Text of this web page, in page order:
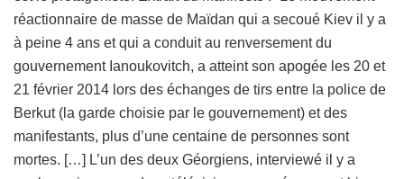
réactionnaire de masse de Maïdan qui a secoué Kiev il y a
à peine 4 ans et qui a conduit au renversement du
gouvernement Ianoukovitch, a atteint son apogée les 20 et
21 février 2014 lors des échanges de tirs entre la police de
Berkut (la garde choisie par le gouvernement) et des
manifestants, plus d’une centaine de personnes sont
mortes. […] L’un des deux Géorgiens, interviewé il y a